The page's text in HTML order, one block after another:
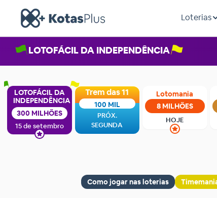
Loterias
LOTOFÁCIL DA INDEPENDÊNCIA
LOTOFÁCIL DA
INDEPENDÊNCIA
300 MILHÕES
15 de setembro
Trem das 11
100 MIL
PRÓX.
SEGUNDA
Lotomania
8 MILHÕES
HOJE
Como jogar nas loterias